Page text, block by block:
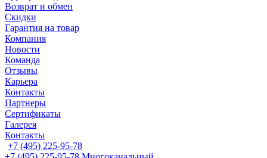
Возврат и обмен
Скидки
Гарантия на товар
Компания
Новости
Команда
Отзывы
Карьера
Контакты
Партнеры
Сертификаты
Галерея
Контакты
+7 (495) 225-95-78